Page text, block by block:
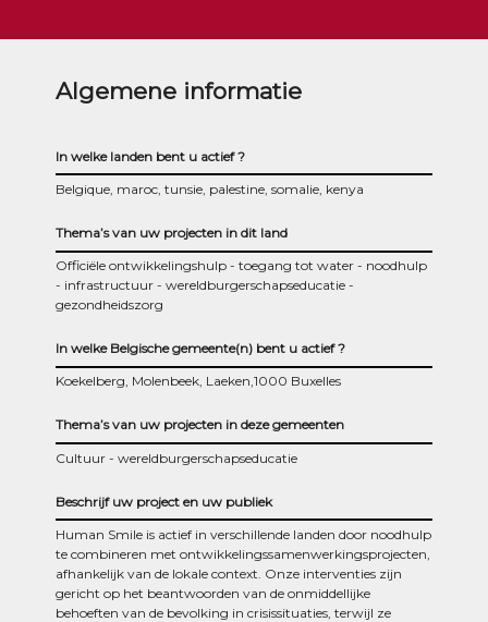
Algemene informatie
In welke landen bent u actief ?
Belgique, maroc, tunsie, palestine, somalie, kenya
Thema’s van uw projecten in dit land
Officiële ontwikkelingshulp toegang tot water
noodhulp
infrastructuur
wereldburgerschapseducatie
gezondheidszorg
In welke Belgische gemeente(n) bent u actief ?
Koekelberg, Molenbeek, Laeken,1000 Buxelles
Thema’s van uw projecten in deze gemeenten
Cultuur wereldburgerschapseducatie
Beschrijf uw project en uw publiek
Human Smile is actief in verschillende landen door noodhulp
te combineren met ontwikkelingssamenwerkingsprojecten,
afhankelijk van de lokale context. Onze interventies zijn
gericht op het beantwoorden van de onmiddellijke
behoeften van de bevolking in crisissituaties, terwijl ze